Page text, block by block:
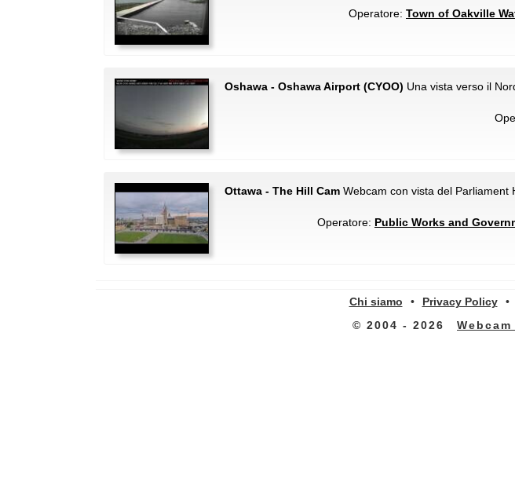
Operatore: Town of Oakville
Oshawa - Oshawa Airport (CYOO) Una vista verso il
Ottawa - The Hill Cam Webcam con vista del Parliament
Operatore: Public Works and
Chi siamo • Privacy Policy •
© 2004 - 2026